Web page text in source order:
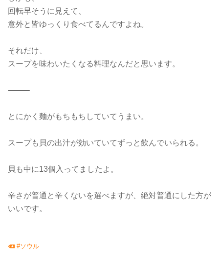
回転早そうに見えて、
意外と皆ゆっくり食べてるんですよね。
それだけ、
スープを味わいたくなる料理なんだと思います。
⸻
とにかく麺がもちもちしていてうまい。
スープも貝の出汁が効いていてずっと飲んでいられる。
貝も中に13個入ってましたよ。
辛さが普通と辛くないを選べますが、絶対普通にした方が
いいです。
#ソウル